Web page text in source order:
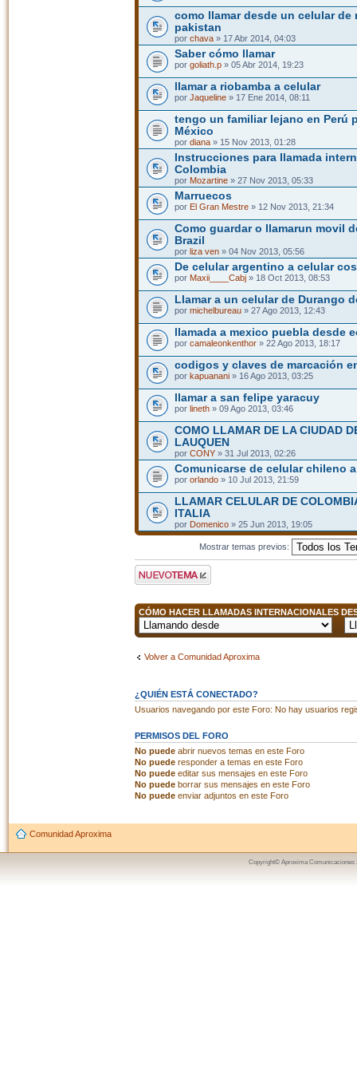
como llamar desde un celular de
pakistan
por chava» 17 Abr 2014, 04:03
Saber cómo llamar
por goliath.p» 05 Abr 2014, 19:23
llamar a riobamba a celular
por Jaqueline» 17 Ene 2014, 08:11
tengo un familiar lejano en Perú
México
por diana» 15 Nov 2013, 01:28
Instrucciones para llamada
Colombia
por Mozartine» 27 Nov 2013, 05:33
Marruecos
por El Gran Mestre» 12 Nov 2013, 21:34
Como guardar o llamarun movil
Brazil
por liza ven» 04 Nov 2013, 05:56
De celular argentino a celular
por Maxii____Cabj» 18 Oct 2013, 08:53
Llamar a un celular de Durango
por michelbureau» 27 Ago 2013, 12:43
llamada a mexico puebla desde
por camaleonkenthor» 22 Ago 2013, 18:17
codigos y claves de marcación
por kapuanani» 16 Ago 2013, 03:25
llamar a san felipe yaracuy
por lineth» 09 Ago 2013, 03:46
COMO LLAMAR DE LA CIUDAD
LAUQUEN
por CONY» 31 Jul 2013, 02:26
Comunicarse de celular chileno
por orlando» 10 Jul 2013, 21:59
LLAMAR CELULAR DE
ITALIA
por Domenico» 25 Jun 2013, 19:05
Mostrar temas previos:
Publicar un nuevo
tema
CÓMO HACER LLAMADAS INTERNACIONALES
Volver a Comunidad Aproxima
¿QUIÉN ESTÁ CONECTADO?
Usuarios navegando por este Foro: No hay usuarios
PERMISOS DEL FORO
No puedeabrir nuevos temas en este Foro
No puederesponder a temas en este Foro
No puedeeditar sus mensajes en este Foro
No puedeborrar sus mensajes en este Foro
No puedeenviar adjuntos en este Foro
Comunidad Aproxima
Copyright© Aproxima Comunicaciones